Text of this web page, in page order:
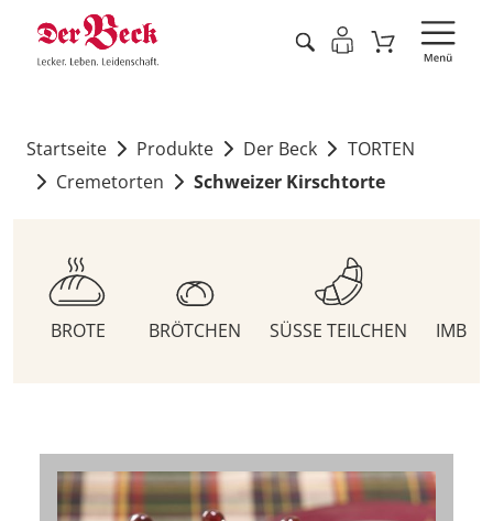
Startseite Produkte Der Beck
TORTEN
Cremetorten
Schweizer Kirschtorte
BROTE BRÖTCHEN SÜSSE TEILCHEN